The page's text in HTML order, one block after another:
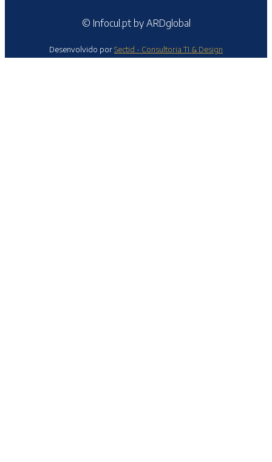
© Infocul.pt by ARDglobal
Desenvolvido porSectid - Consultoria TI & Design